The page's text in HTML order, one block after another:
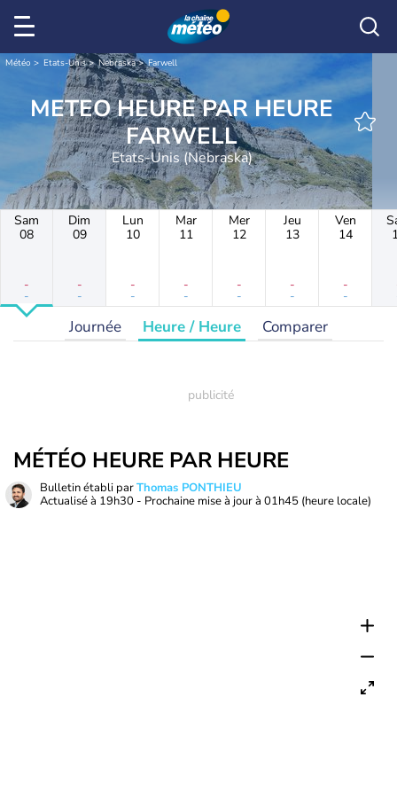
Météo Etats-Unis Nebraska Farwell
METEO HEURE PAR HEURE
FARWELL
Etats-Unis (Nebraska)
Sam
08
-
-
Dim
09
-
-
Lun
10
-
-
Mar
11
-
-
Mer
12
-
-
Jeu
13
-
-
Ven
14
-
-
Journée Heure / Heure Comparer
MÉTÉO HEURE PAR HEURE
Bulletin établi parThomas PONTHIEU
Actualisé à 19h30 - Prochaine mise à jour à 01h45 (heure locale)